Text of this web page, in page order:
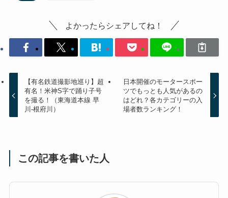
よかったらシェアしてね！
【有名鉄道撮影地巡り】超
有名！米神S字で踊り子号
を撮る！（東海道本線 早
川-根府川）
日本開催のモータースポー
ツでもっとも人気があるの
はどれ？各カテゴリーの入
場者数ランキング！
この記事を書いた人